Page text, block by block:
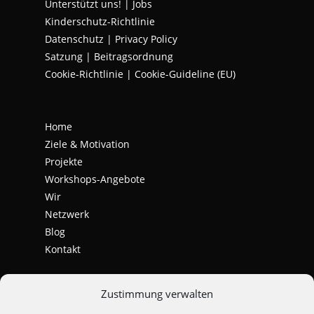
Zustimmung verwalten
Unterstützt uns! | Jobs
Kinderschutz-Richtlinie
Datenschutz | Privacy Policy
Satzung | Beitragsordnung
Cookie-Richtlinie | Cookie-Guideline (EU)
Home
Ziele & Motivation
Projekte
Workshops-Angebote
Wir
Netzwerk
Blog
Kontakt